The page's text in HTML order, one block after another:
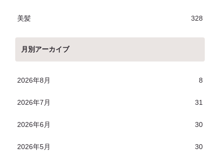
美髪 328
月別アーカイブ
2026年8月 8
2026年7月 31
2026年6月 30
2026年5月 30